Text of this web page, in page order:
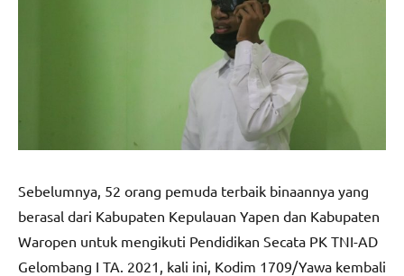
Sebelumnya, 52 orang pemuda terbaik binaannya yang
berasal dari Kabupaten Kepulauan Yapen dan Kabupaten
Waropen untuk mengikuti Pendidikan Secata PK TNI-AD
Gelombang I TA. 2021, kali ini, Kodim 1709/Yawa kembali